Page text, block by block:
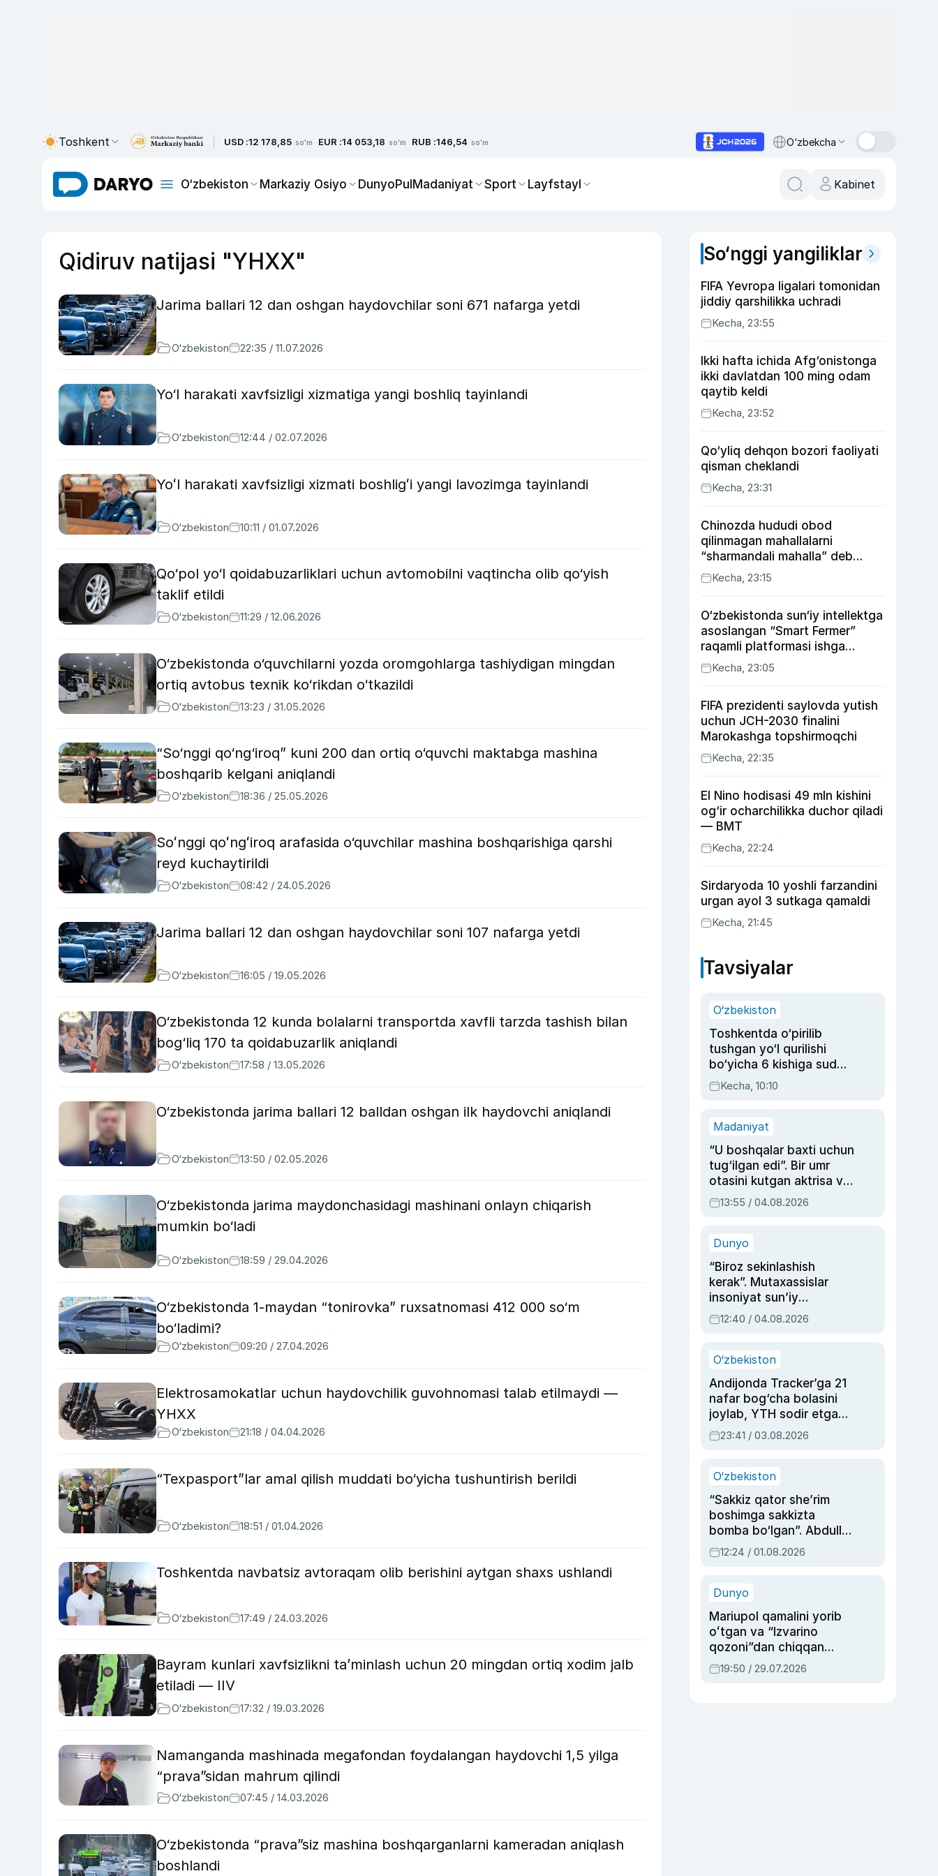
Toshkent USD :12 178,85 so'm EUR :14 053,18 so'm RUB :146,54 so'm O‘zbekcha
O‘zbekiston Markaziy Osiyo DunyoPulMadaniyat Sport Layfstayl Kabinet
Qidiruv natijasi "YHXX"
Jarima ballari 12 dan oshgan haydovchilar soni 671 nafarga yetdi
O‘zbekiston 22:35 / 11.07.2026
Yo‘l harakati xavfsizligi xizmatiga yangi boshliq tayinlandi
O‘zbekiston 12:44 / 02.07.2026
Yoʻl harakati xavfsizligi xizmati boshligʻi yangi lavozimga tayinlandi
O‘zbekiston 10:11 / 01.07.2026
Qo‘pol yo‘l qoidabuzarliklari uchun avtomobilni vaqtincha olib qo‘yish
taklif etildi
O‘zbekiston 11:29 / 12.06.2026
O‘zbekistonda o‘quvchilarni yozda oromgohlarga tashiydigan mingdan
ortiq avtobus texnik ko‘rikdan o‘tkazildi
O‘zbekiston 13:23 / 31.05.2026
“So‘nggi qo‘ng‘iroq” kuni 200 dan ortiq o‘quvchi maktabga mashina
boshqarib kelgani aniqlandi
O‘zbekiston 18:36 / 25.05.2026
Soʻnggi qoʻngʻiroq arafasida o‘quvchilar mashina boshqarishiga qarshi
reyd kuchaytirildi
O‘zbekiston 08:42 / 24.05.2026
Jarima ballari 12 dan oshgan haydovchilar soni 107 nafarga yetdi
O‘zbekiston 16:05 / 19.05.2026
O‘zbekistonda 12 kunda bolalarni transportda xavfli tarzda tashish bilan
bog‘liq 170 ta qoidabuzarlik aniqlandi
O‘zbekiston 17:58 / 13.05.2026
O‘zbekistonda jarima ballari 12 balldan oshgan ilk haydovchi aniqlandi
O‘zbekiston 13:50 / 02.05.2026
O‘zbekistonda jarima maydonchasidagi mashinani onlayn chiqarish
mumkin bo‘ladi
O‘zbekiston 18:59 / 29.04.2026
O‘zbekistonda 1-maydan “tonirovka” ruxsatnomasi 412 000 so‘m
bo‘ladimi?
O‘zbekiston 09:20 / 27.04.2026
Elektrosamokatlar uchun haydovchilik guvohnomasi talab etilmaydi —
YHXX
O‘zbekiston 21:18 / 04.04.2026
“Texpasport”lar amal qilish muddati bo‘yicha tushuntirish berildi
O‘zbekiston 18:51 / 01.04.2026
Toshkentda navbatsiz avtoraqam olib berishini aytgan shaxs ushlandi
O‘zbekiston 17:49 / 24.03.2026
Bayram kunlari xavfsizlikni ta’minlash uchun 20 mingdan ortiq xodim jalb
etiladi — IIV
O‘zbekiston 17:32 / 19.03.2026
Namanganda mashinada megafondan foydalangan haydovchi 1,5 yilga
“prava”sidan mahrum qilindi
O‘zbekiston 07:45 / 14.03.2026
O‘zbekistonda “prava”siz mashina boshqarganlarni kameradan aniqlash
boshlandi
So‘nggi yangiliklar
FIFA Yevropa ligalari tomonidan
jiddiy qarshilikka uchradi
Kecha, 23:55
Ikki hafta ichida Afg‘onistonga
ikki davlatdan 100 ming odam
qaytib keldi
Kecha, 23:52
Qo‘yliq dehqon bozori faoliyati
qisman cheklandi
Kecha, 23:31
Chinozda hududi obod
qilinmagan mahallalarni
“sharmandali mahalla” deb
belgilash boshlandi
Kecha, 23:15
O‘zbekistonda sun‘iy intellektga
asoslangan “Smart Fermer”
raqamli platformasi ishga
tushiriladi
Kecha, 23:05
FIFA prezidenti saylovda yutish
uchun JCH-2030 finalini
Marokashga topshirmoqchi
Kecha, 22:35
El Nino hodisasi 49 mln kishini
og‘ir ocharchilikka duchor qiladi
— BMT
Kecha, 22:24
Sirdaryoda 10 yoshli farzandini
urgan ayol 3 sutkaga qamaldi
Kecha, 21:45
Tavsiyalar
O‘zbekiston
Toshkentda o‘pirilib
tushgan yo‘l qurilishi
bo‘yicha 6 kishiga sud
hukmi o‘qildi
Kecha, 10:10
Madaniyat
“U boshqalar baxti uchun
tug‘ilgan edi”. Bir umr
otasini kutgan aktrisa va
dublyaj ustasi Rimma
Ahmedovaning
13:55 / 04.08.2026
Dunyo
“Biroz sekinlashish
kerak”. Mutaxassislar
insoniyat sun’iy
intellektni boshqara
olmay qolishidan xavotir
12:40 / 04.08.2026
O‘zbekiston
Andijonda Tracker’ga 21
nafar bog‘cha bolasini
joylab, YTH sodir etgan
ayolga sud hukmi o‘qildi
23:41 / 03.08.2026
O‘zbekiston
“Sakkiz qator she’rim
boshimga sakkizta
bomba bo‘lgan”. Abdulla
Oripovni siyosiy
ayblovlardan asrab
12:24 / 01.08.2026
Dunyo
Mariupol qamalini yorib
oʻtgan va “Izvarino
qozoni”dan chiqqan
qahramon — Ukraina
armiyasi bosh
19:50 / 29.07.2026